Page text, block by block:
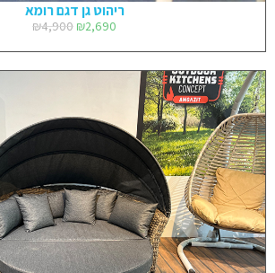
ריהוט גן דגם רומא
₪4,900 ₪2,690